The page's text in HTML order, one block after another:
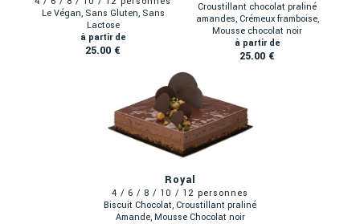
Le Végan, Sans Gluten, Sans
Lactose
25.00 €
Croustillant chocolat praliné
amandes, Crémeux framboise,
Mousse chocolat noir
25.00 €
Royal
Biscuit Chocolat, Croustillant praliné
Amande, Mousse Chocolat noir